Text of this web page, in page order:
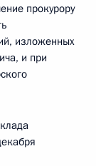
прокурору
изложенных
и при